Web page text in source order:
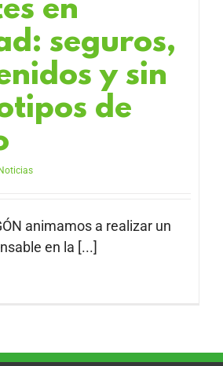
en
seguros,
y sin
de
Noticias
animamos a realizar un
en la [...]